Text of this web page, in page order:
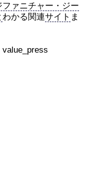
ファニチャー・ジー
わかる関連サイト ま
value_press